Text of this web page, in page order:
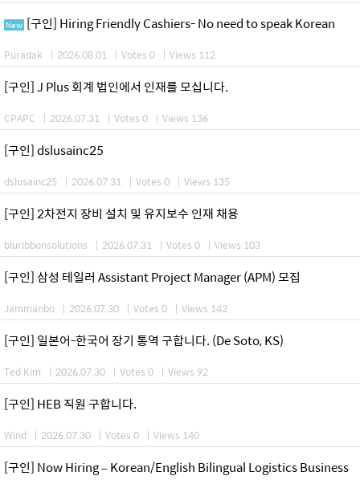
New [구인] Hiring Friendly Cashiers- No need to speak Korean
Puradak | 2026.08.01 | Votes 0 | Views 112
[구인] J Plus 회계 법인에서 인재를 모십니다.
CPAPC | 2026.07.31 | Votes 0 | Views 136
[구인] dslusainc25
dslusainc25 | 2026.07.31 | Votes 0 | Views 135
[구인] 2차전지 장비 설치 및 유지보수 인재 채용
bluribbonsolutions | 2026.07.31 | Votes 0 | Views 103
[구인] 삼성 테일러 Assistant Project Manager (APM) 모집
Jammanbo | 2026.07.30 | Votes 0 | Views 142
[구인] 일본어-한국어 장기 통역 구합니다. (De Soto, KS)
Ted Kim | 2026.07.30 | Votes 0 | Views 92
[구인] HEB 직원 구합니다.
Wind | 2026.07.30 | Votes 0 | Views 140
[구인] Now Hiring – Korean/English Bilingual Logistics Business